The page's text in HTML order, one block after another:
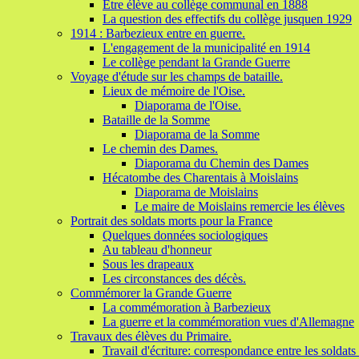
Etre élève au collège communal en 1888
La question des effectifs du collège jusquen 1929
1914 : Barbezieux entre en guerre.
L'engagement de la municipalité en 1914
Le collège pendant la Grande Guerre
Voyage d'étude sur les champs de bataille.
Lieux de mémoire de l'Oise.
Diaporama de l'Oise.
Bataille de la Somme
Diaporama de la Somme
Le chemin des Dames.
Diaporama du Chemin des Dames
Hécatombe des Charentais à Moislains
Diaporama de Moislains
Le maire de Moislains remercie les élèves
Portrait des soldats morts pour la France
Quelques données sociologiques
Au tableau d'honneur
Sous les drapeaux
Les circonstances des décès.
Commémorer la Grande Guerre
La commémoration à Barbezieux
La guerre et la commémoration vues d'Allemagne
Travaux des élèves du Primaire.
Travail d'écriture: correspondance entre les soldats